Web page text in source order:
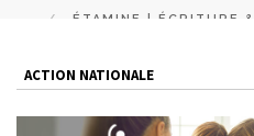
ÉTAMINE | ÉCRITURE
ACTION NATIONALE